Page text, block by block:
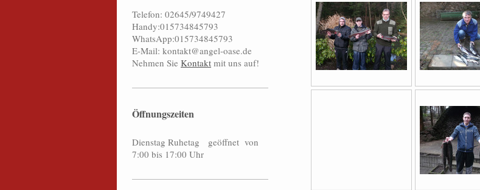
Telefon: 02645/9749427
Handy:015734845793
WhatsApp:015734845793
E-Mail: kontakt@angel-oase.de
Nehmen Sie Kontakt mit uns auf!
Öffnungszeiten
Dienstag Ruhetag geöffnet von
7:00 bis 17:00 Uhr